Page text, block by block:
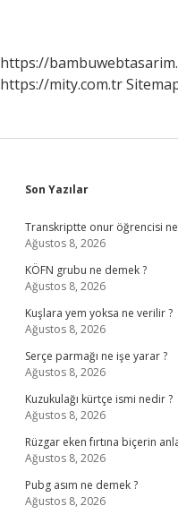
https://
https://mity.com.tr
Sidebar
Son Yazılar
Transkriptte onur öğrencisi
Ağustos 8, 2026
KÖFN grubu ne demek ?
Ağustos 8, 2026
Kuşlara yem yoksa ne verilir ?
Ağustos 8, 2026
Serçe parmağı ne işe yarar ?
Ağustos 8, 2026
Kuzukulağı kürtçe ismi nedir ?
Ağustos 8, 2026
Rüzgar eken fırtına biçerin
Ağustos 8, 2026
Pubg asım ne demek ?
Ağustos 8, 2026